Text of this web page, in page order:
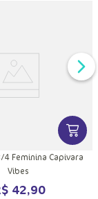
DOVER
4 Feminina Capivara
Vibes
42,90